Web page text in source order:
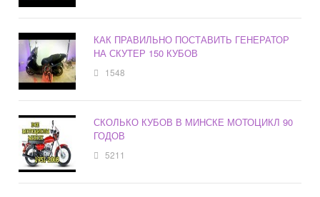
КАК ПРАВИЛЬНО ПОСТАВИТЬ ГЕНЕРАТОР
НА СКУТЕР 150 КУБОВ
1548
СКОЛЬКО КУБОВ В МИНСКЕ МОТОЦИКЛ 90
ГОДОВ
5211